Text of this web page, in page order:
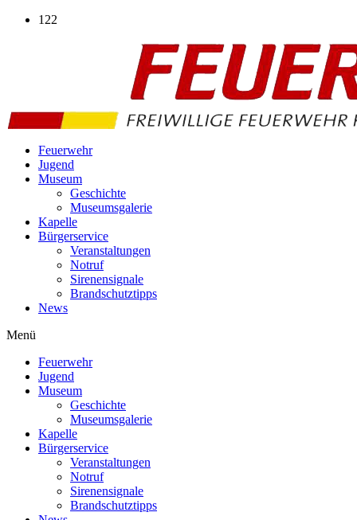
Zum
122
Feuerwehr
Jugend
Museum
Geschichte
Museumsgalerie
Kapelle
Bürgerservice
Veranstaltungen
Notruf
Sirenensignale
Brandschutztipps
News
Menü
Feuerwehr
Jugend
Museum
Geschichte
Museumsgalerie
Kapelle
Bürgerservice
Veranstaltungen
Notruf
Sirenensignale
Brandschutztipps